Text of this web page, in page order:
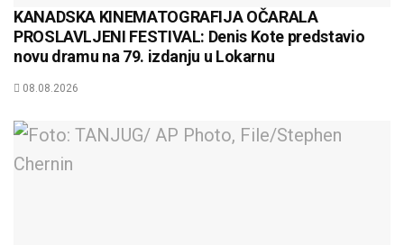
KANADSKA KINEMATOGRAFIJA OČARALA
PROSLAVLJENI FESTIVAL: Denis Kote predstavio
novu dramu na 79. izdanju u Lokarnu
08.08.2026